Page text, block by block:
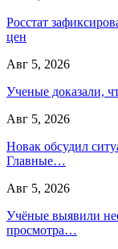
Росстат
цен
Авг 5, 2026
Ученые доказали,
Авг 5, 2026
Новак обсудил
Главные…
Авг 5, 2026
Учёные выявили
просмотра…